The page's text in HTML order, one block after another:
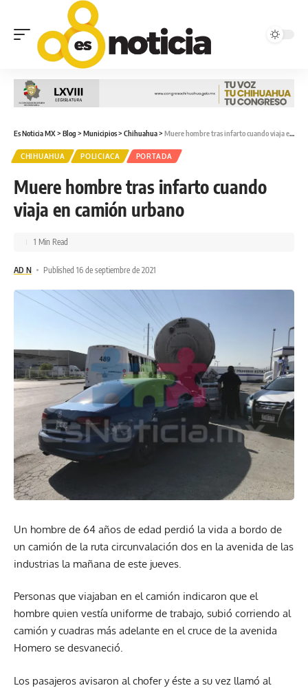
Es Noticia MX> Blog > Municipios> Chihuahua> Muere hombre tras infarto cuando viaja en camión urbano
CHIHUAHUA POLICIACA PORTADA
Muere hombre tras infarto cuando
viaja en camión urbano
AD N Published 16 de septiembre de 2021
1 Min Read
Un hombre de 64 años de edad perdió la vida a bordo de
un camión de la ruta circunvalación dos en la avenida de las
industrias la mañana de este jueves.
Personas que viajaban en el camión indicaron que el
hombre quien vestía uniforme de trabajo, subió corriendo al
camión y cuadras más adelante en el cruce de la avenida
Homero se desvaneció.
Los pasajeros avisaron al chofer y éste a su vez llamó al